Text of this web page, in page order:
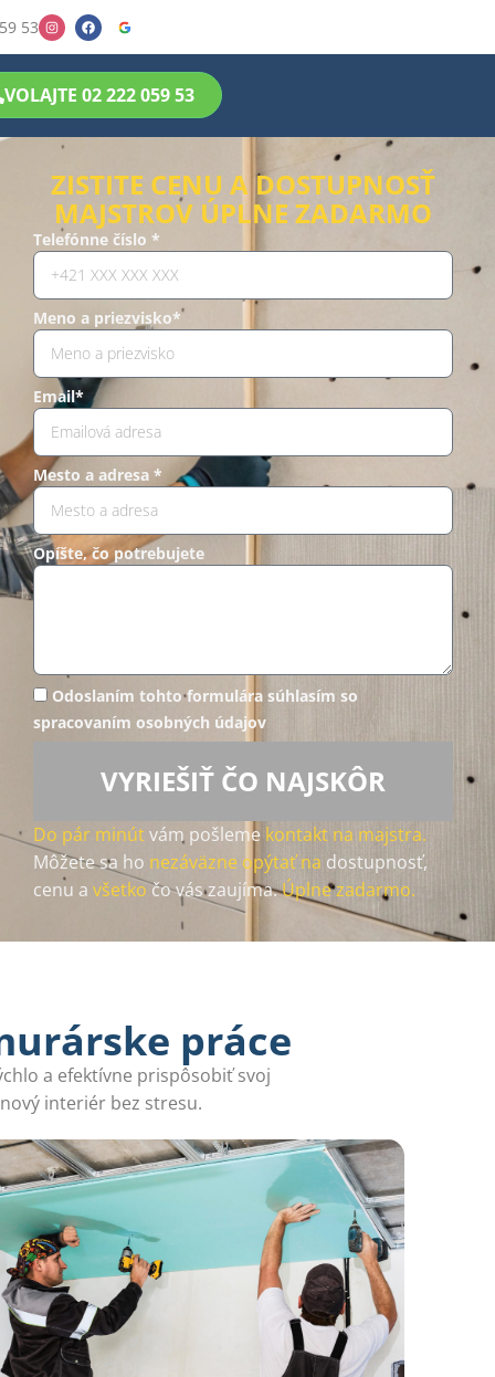
53
VOLAJTE 02 222 059 53
ZISTITE CENU A DOSTUPNOSŤ
MAJSTROV ÚPLNE ZADARMO
Telefónne číslo *
Meno a priezvisko*
Email*
Mesto a adresa *
Opíšte, čo potrebujete
Odoslaním tohto formulára súhlasím so
spracovaním osobných údajov
VYRIEŠIŤ ČO NAJSKÔR
Do pár minútvám pošleme kontakt na majstra.
Môžete sa ho nezáväzne opýtať na dostupnosť,
cenu a všetkočo vás zaujíma.Úplne zadarmo.
práce
a efektívne prispôsobiť svoj
interiér bez stresu.